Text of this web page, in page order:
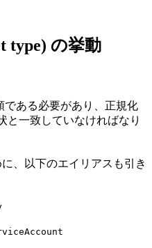
type) の挙動
である必要があり、正規化
と一致していなければなり
、以下のエイリアスも引き